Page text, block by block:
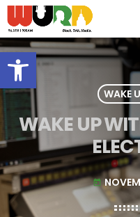
Open toolbar
WAKE
WAKE UP
today